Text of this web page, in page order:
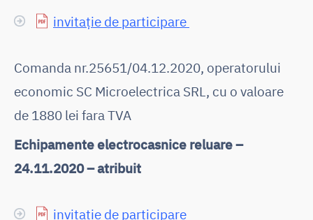
invitație de participare
Comanda nr.25651/04.12.2020, operatorului
economic SC Microelectrica SRL, cu o valoare
de 1880 lei fara TVA
Echipamente electrocasnice reluare –
24.11.2020 – atribuit
invitație de participare